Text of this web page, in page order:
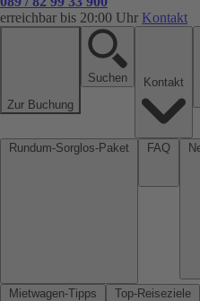
erreichbar bis 20:00 Uhr Kontakt
Zur Buchung
Suchen